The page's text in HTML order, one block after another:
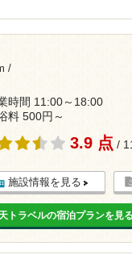
/
時間 11:00～18:00
料 500円～
3.9 点 /
施設情報を見る
トラベルの宿泊プランを見る